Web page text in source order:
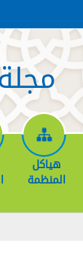
هياكل
المنظمة